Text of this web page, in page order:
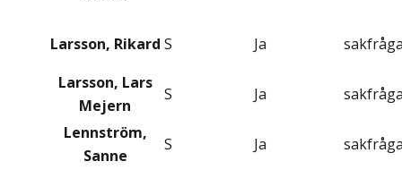
Larsson, Rikard S Ja
Larsson, Lars
Mejern
S Ja
Lennström,
Sanne
S Ja